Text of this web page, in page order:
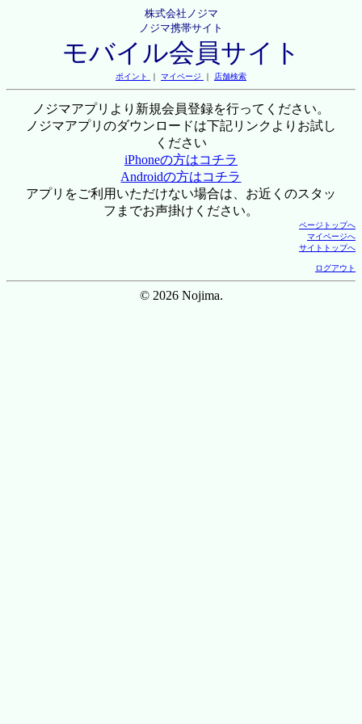
株式会社ノジマ
ノジマ携帯サイト
モバイル会員サイト
ポイント ｜ マイページ ｜ 店舗検索
ノジマアプリより新規会員登録を行ってください。
ノジマアプリのダウンロードは下記リンクよりお試し
ください
iPhoneの方はコチラ
Androidの方はコチラ
アプリをご利用いただけない場合は、お近くのスタッ
フまでお声掛けください。
ページトップへ
マイページへ
サイトトップへ
ログアウト
© 2026 Nojima.